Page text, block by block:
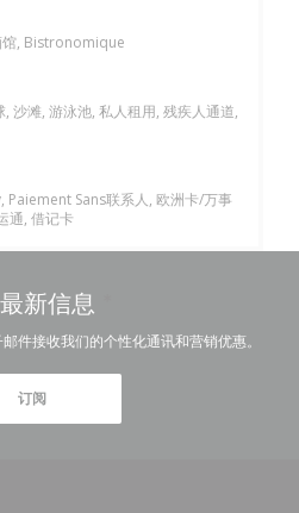
, Bistronomique
沙滩, 游泳池, 私人租用, 残疾人通道,
Sans联系人, 欧洲卡/万事
通, 借记卡
新信息
件接收我们的个性化通讯和营销优惠。
订阅